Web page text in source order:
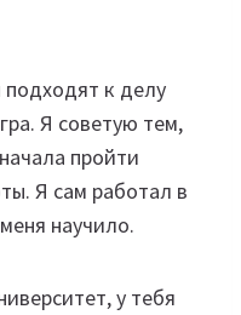
к делу
Я советую тем,
пройти
Я сам работал в
научило.
у тебя